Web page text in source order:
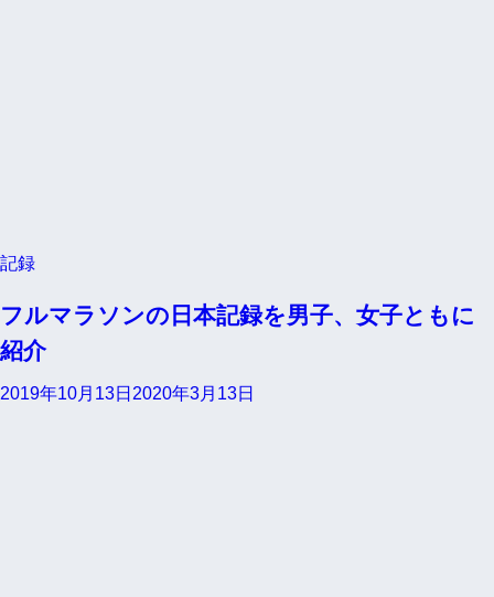
記録
フルマラソンの日本記録を男子、女子ともに
紹介
2019年10月13日 2020年3月13日